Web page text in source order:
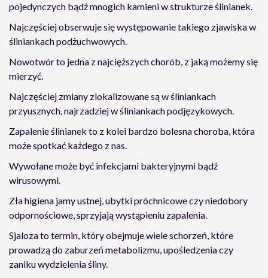
pojedynczych bądź mnogich kamieni w strukturze ślinianek.
Najczęściej obserwuje się występowanie takiego zjawiska w
śliniankach podżuchwowych.
Nowotwór to jedna z najcięższych chorób, z jaką możemy się
mierzyć.
Najczęściej zmiany zlokalizowane są w śliniankach
przyusznych, najrzadziej w śliniankach podjęzykowych.
Zapalenie ślinianek to z kolei bardzo bolesna choroba, która
może spotkać każdego z nas.
Wywołane może być infekcjami bakteryjnymi bądź
wirusowymi.
Zła higiena jamy ustnej, ubytki próchnicowe czy niedobory
odpornościowe, sprzyjają wystąpieniu zapalenia.
Sjaloza to termin, który obejmuje wiele schorzeń, które
prowadzą do zaburzeń metabolizmu, upośledzenia czy
zaniku wydzielenia śliny.